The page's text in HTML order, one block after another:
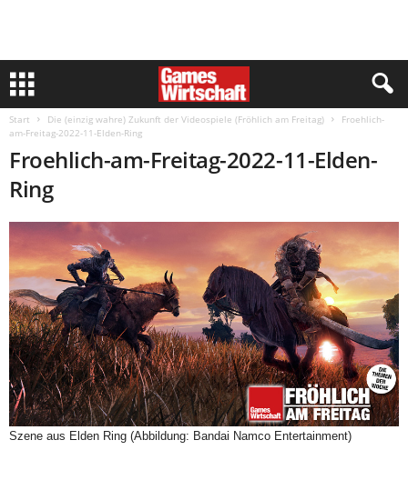
Start Die (einzig wahre) Zukunft der Videospiele (Fröhlich am Freitag)
Froehlich-
am-Freitag-2022-11-Elden-Ring
Froehlich-am-Freitag-2022-11-Elden-
Ring
Szene aus Elden Ring (Abbildung: Bandai Namco Entertainment)